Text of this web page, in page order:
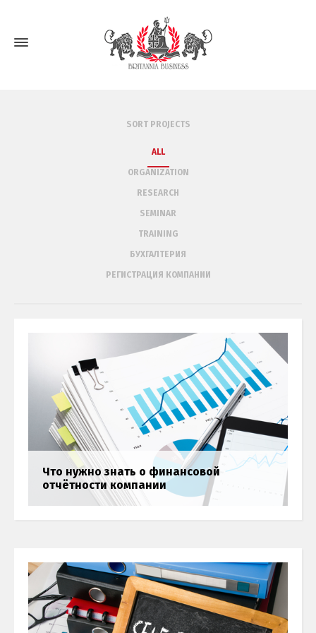
SORT PROJECTS
ALL
ORGANIZATION
RESEARCH
SEMINAR
TRAINING
БУХГАЛТЕРИЯ
РЕГИСТРАЦИЯ КОМПАНИИ
Что нужно знать о финансовой
отчётности компании